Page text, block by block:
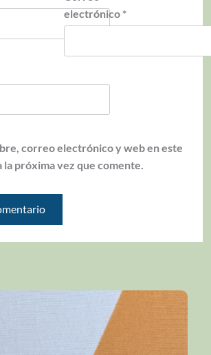
electrónico *
correo electrónico y web en este
la próxima vez que comente.